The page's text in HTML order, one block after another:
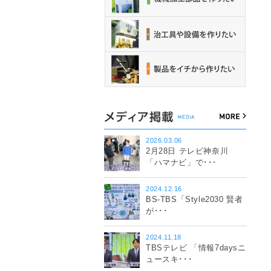
2026.03.06
2月28日 テレビ神奈川
「ハマナビ」で･･･
2024.12.16
BS-TBS「Style2030 賢者
が･･･
2024.11.18
TBSテレビ 「情報7daysニ
ュースキ･･･